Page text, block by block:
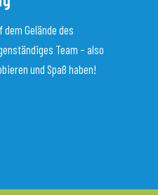
Gelände des
Team – also
und Spaß haben!